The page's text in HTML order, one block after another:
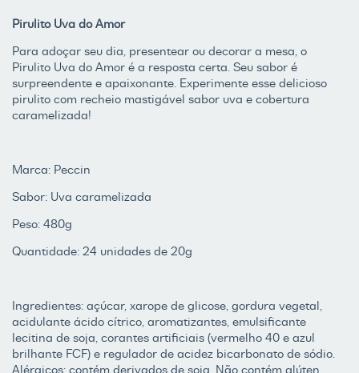
Pirulito Uva do Amor
Para adoçar seu dia, presentear ou decorar a mesa, o
Pirulito Uva do Amor é a resposta certa. Seu sabor é
surpreendente e apaixonante. Experimente esse delicioso
pirulito com recheio mastigável sabor uva e cobertura
caramelizada!
Marca: Peccin
Sabor: Uva caramelizada
Peso: 480g
Quantidade: 24 unidades de 20g
Ingredientes: açúcar, xarope de glicose, gordura vegetal,
acidulante ácido cítrico, aromatizantes, emulsificante
lecitina de soja, corantes artificiais (vermelho 40 e azul
brilhante FCF) e regulador de acidez bicarbonato de sódio.
Alérgicos: contém derivados de soja. Não contém glúten.